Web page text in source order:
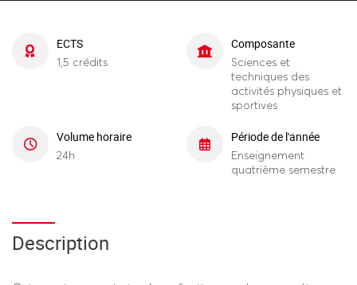
ECTS
1,5 crédits
Composante
Sciences et
techniques des
activités physiques et
sportives
Volume horaire
24h
Période de l'année
Enseignement
quatrième semestre
Description